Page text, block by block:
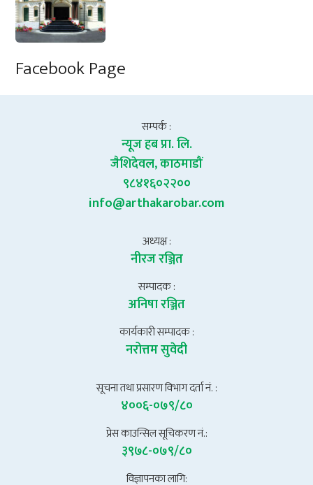
Facebook Page
सम्पर्क :
न्यूज हब प्रा. लि.
जैशिदेवल, काठमाडौं
९८४१६०२२००
info@arthakarobar.com
अध्यक्ष :
नीरज रञ्जित
सम्पादक :
अनिषा रञ्जित
कार्यकारी सम्पादक :
नरोत्तम सुवेदी
सूचना तथा प्रसारण विभाग दर्ता नं. :
४००६-०७९/८०
प्रेस काउन्सिल सूचिकरण नं.:
३९७८-०७९/८०
विज्ञापनका लागि: